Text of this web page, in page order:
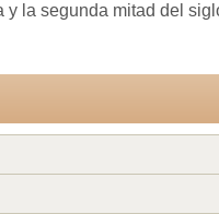
y la segunda mitad del